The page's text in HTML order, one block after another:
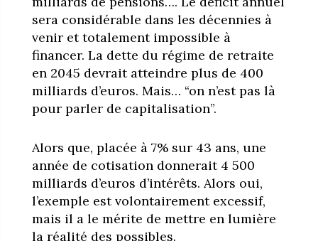
sera considérable dans les décennies à
venir et totalement impossible à
financer. La dette du régime de retraite
en 2045 devrait atteindre plus de 400
milliards d’euros. Mais… “on n’est pas là
pour parler de capitalisation”.
Alors que, placée à 7% sur 43 ans, une
année de cotisation donnerait 4 500
milliards d’euros d’intérêts. Alors oui,
l’exemple est volontairement excessif,
mais il a le mérite de mettre en lumière
la réalité des possibles.